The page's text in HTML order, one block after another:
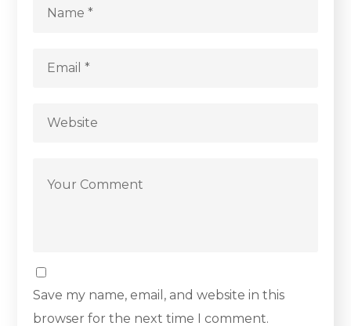
Save my name, email, and website in this
browser for the next time I comment.